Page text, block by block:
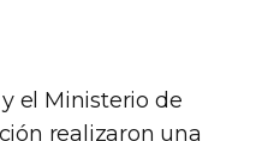
el Ministerio de
realizaron una